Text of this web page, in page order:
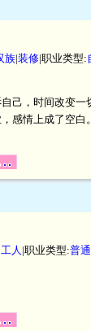
族|装修|职业类型:
己，时间改变
感情上成了空
工人 |职业类型:普